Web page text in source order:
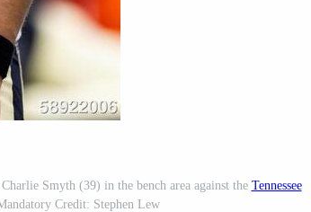
Smyth (39) in the bench area against the Tennessee
Credit: Stephen Lew